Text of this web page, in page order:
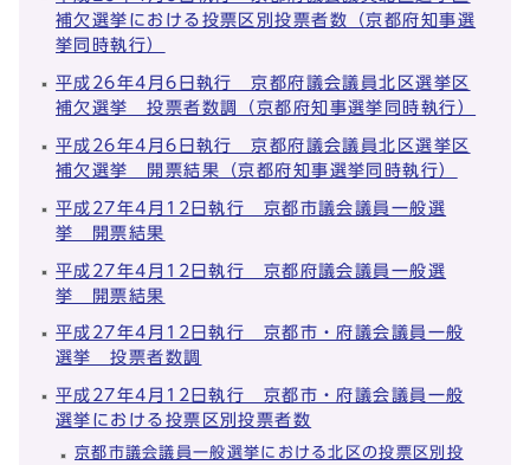
補欠選挙における投票区別投票者数（京都府知事選
挙同時執行）
平成26年4月6日執行 京都府議会議員北区選挙区
補欠選挙 投票者数調（京都府知事選挙同時執行）
平成26年4月6日執行 京都府議会議員北区選挙区
補欠選挙 開票結果（京都府知事選挙同時執行）
平成27年4月12日執行 京都市議会議員一般選
挙 開票結果
平成27年4月12日執行 京都府議会議員一般選
挙 開票結果
平成27年4月12日執行 京都市・府議会議員一般
選挙 投票者数調
平成27年4月12日執行 京都市・府議会議員一般
選挙における投票区別投票者数
京都市議会議員一般選挙における北区の投票区別投